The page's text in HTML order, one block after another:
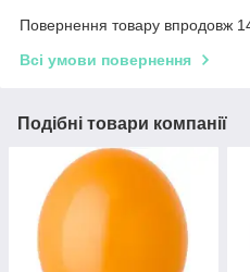
Повернення товару впродовж
Всі умови повернення
Подібні товари компанії